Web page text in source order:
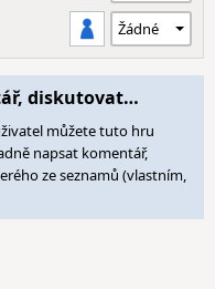
diskutovat…
můžete tuto hru
napsat komentář,
ze seznamů (vlastním,